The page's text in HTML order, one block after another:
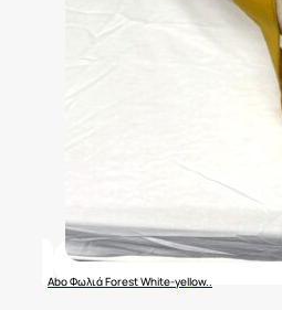
Abo Φωλιά Forest White-yellow..